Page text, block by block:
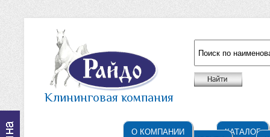
Клининговая компания
О КОМПАНИИ
КАТАЛОГ